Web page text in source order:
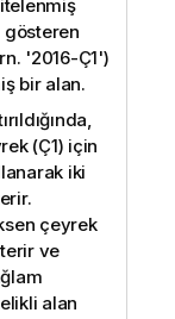
gösteren
'2016-Ç1')
bir alan.
(Ç1) için
iki
çeyrek
ve
alan